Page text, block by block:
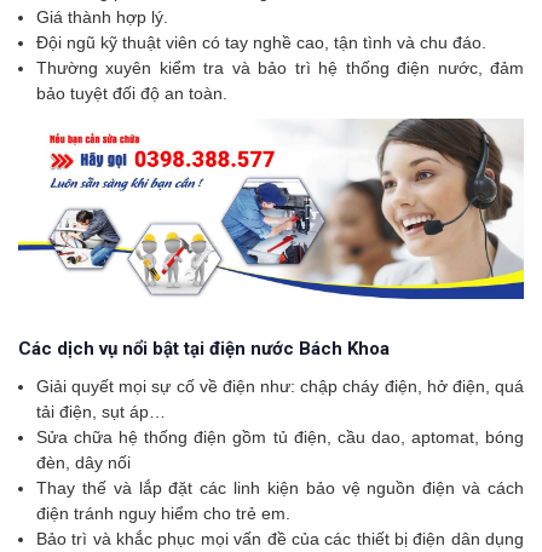
Giá thành hợp lý.
Đội ngũ kỹ thuật viên có tay nghề cao, tận tình và chu đáo.
Thường xuyên kiểm tra và bảo trì hệ thống điện nước, đảm
bảo tuyệt đối độ an toàn.
Các dịch vụ nổi bật tại điện nước Bách Khoa
Giải quyết mọi sự cố về điện như: chập cháy điện, hở điện, quá
tải điện, sụt áp…
Sửa chữa hệ thống điện gồm tủ điện, cầu dao, aptomat, bóng
đèn, dây nối
Thay thế và lắp đặt các linh kiện bảo vệ nguồn điện và cách
điện tránh nguy hiểm cho trẻ em.
Bảo trì và khắc phục mọi vấn đề của các thiết bị điện dân dụng